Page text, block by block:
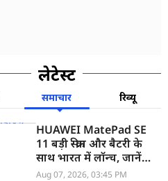
लेटेस्ट
समाचार रिव्यू
HUAWEI MatePad SE
11 बड़ी स्क्रीन और बैटरी के
साथ भारत में लॉन्च, जानें
कीमत
Aug 07, 2026, 03:45 PM